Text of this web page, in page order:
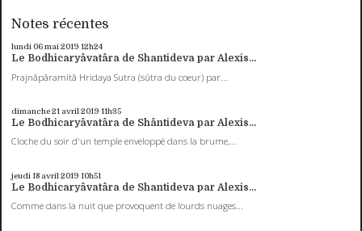
Notes récentes
lundi 06mai 2019 12h24
Le Bodhicaryâvatâra de Shantideva par Alexis...
Prajnâpâramitâ Hridaya Sutra (sûtra du coeur) par...
dimanche 21 avril 2019 11h35
Le Bodhicaryâvatâra de Shântideva par Alexis...
Cloche du soir d'un temple enveloppé dans la brume,...
jeudi 18 avril 2019 10h51
Le Bodhicaryâvatâra de Shantideva par Alexis...
Comme dans la nuit que provoquent de lourds nuages...